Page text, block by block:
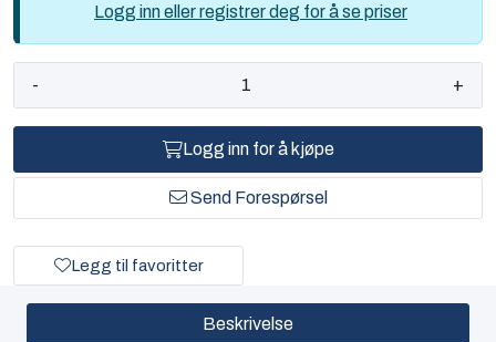
Logg inn eller registrer deg for å se priser
- +
Logg inn for å kjøpe
Send Forespørsel
Legg til favoritter
Beskrivelse